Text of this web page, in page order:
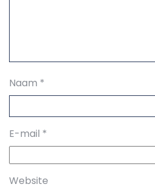
Naam *
E-mail *
Website